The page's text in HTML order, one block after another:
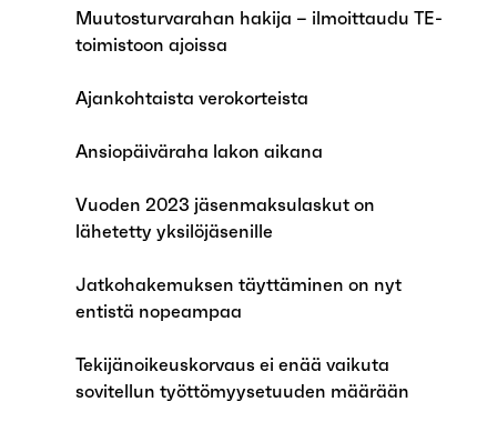
Muutosturvarahan hakija – ilmoittaudu TE-
toimistoon ajoissa
Ajankohtaista verokorteista
Ansiopäiväraha lakon aikana
Vuoden 2023 jäsenmaksulaskut on
lähetetty yksilöjäsenille
Jatkohakemuksen täyttäminen on nyt
entistä nopeampaa
Tekijänoikeuskorvaus ei enää vaikuta
sovitellun työttömyysetuuden määrään